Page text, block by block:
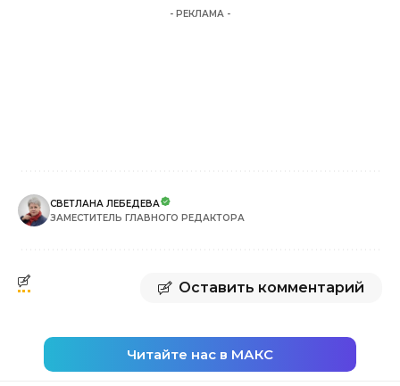
- РЕКЛАМА -
СВЕТЛАНА ЛЕБЕДЕВА
ЗАМЕСТИТЕЛЬ ГЛАВНОГО РЕДАКТОРА
Оставить комментарий
Читайте нас в МАКС